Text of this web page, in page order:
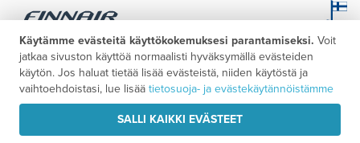
Käytämme evästeitä käyttökokemuksesi parantamiseksi. Voit
jatkaa sivuston käyttöä normaalisti hyväksymällä evästeiden
käytön. Jos haluat tietää lisää evästeistä, niiden käytöstä ja
vaihtoehdoistasi, lue lisää tietosuoja- ja evästekäytännöistämme
SALLI KAIKKI EVÄSTEET